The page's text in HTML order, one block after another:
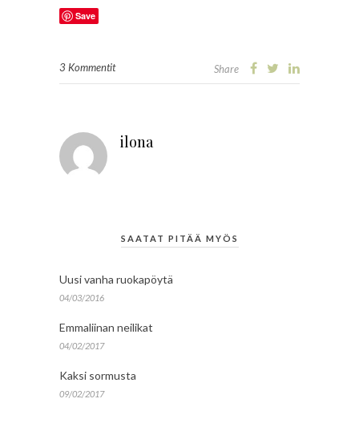
Save
3 Kommentit Share
ilona
SAATAT PITÄÄ MYÖS
Uusi vanha ruokapöytä
04/03/2016
Emmaliinan neilikat
04/02/2017
Kaksi sormusta
09/02/2017